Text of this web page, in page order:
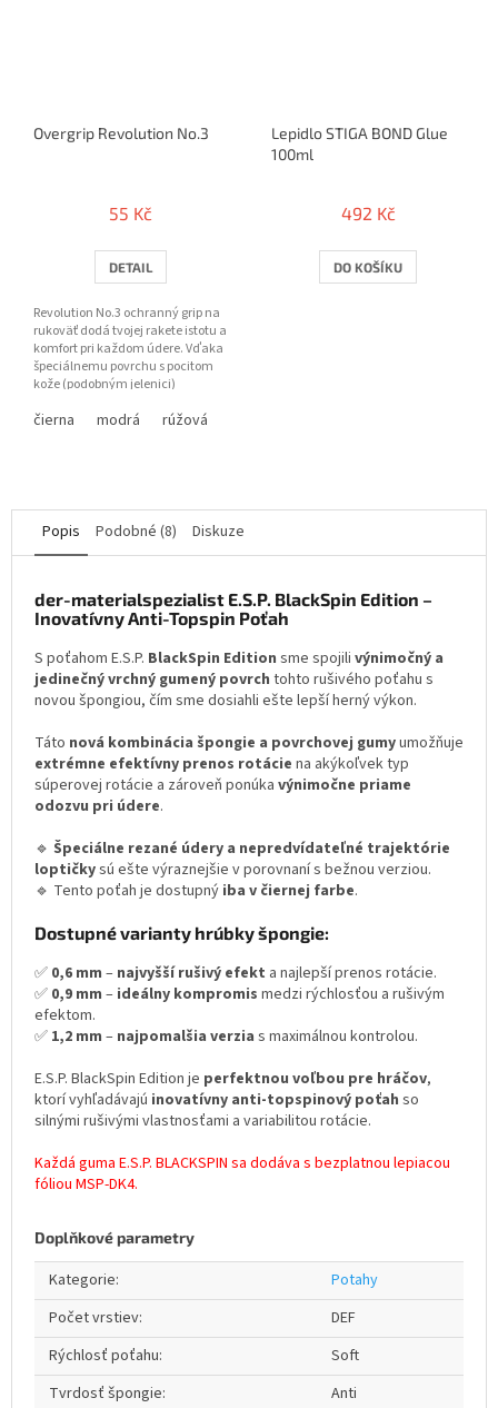
Overgrip Revolution No.3
55 Kč
DETAIL
Revolution No.3 ochranný grip na
rukoväť dodá tvojej rakete istotu a
komfort pri každom údere. Vďaka
špeciálnemu povrchu s pocitom
kože (podobným jelenici)
čierna modrá rúžová
Lepidlo STIGA BOND Glue
100ml
492 Kč
DO KOŠÍKU
Popis Podobné (8) Diskuze
der-materialspezialist E.S.P. BlackSpin Edition –
Inovatívny Anti-Topspin Poťah
S poťahom E.S.P. BlackSpin Edition sme spojili výnimočný a
jedinečný vrchný gumený povrch tohto rušivého poťahu s
novou špongiou, čím sme dosiahli ešte lepší herný výkon.
Táto nová kombinácia špongie a povrchovej gumyumožňuje
extrémne efektívny prenos rotácie na akýkoľvek typ
súperovej rotácie a zároveň ponúka výnimočne priame
odozvu pri údere.
🔹 Špeciálne rezané údery a nepredvídateľné trajektórie
loptičkysú ešte výraznejšie v porovnaní s bežnou verziou.
🔹 Tento poťah je dostupný iba v čiernej farbe.
Dostupné varianty hrúbky špongie:
✅ 0,6 mm – najvyšší rušivý efekt a najlepší prenos rotácie.
✅ 0,9 mm – ideálny kompromis medzi rýchlosťou a rušivým
efektom.
✅ 1,2 mm – najpomalšia verzia s maximálnou kontrolou.
E.S.P. BlackSpin Edition je perfektnou voľbou pre hráčov,
ktorí vyhľadávajú inovatívny anti-topspinový poťah so
silnými rušivými vlastnosťami a variabilitou rotácie.
Každá guma E.S.P. BLACKSPIN sa dodáva s bezplatnou lepiacou
fóliou MSP-DK4.
Doplňkové parametry
Kategorie:
Potahy
Počet vrstiev:
DEF
Rýchlosť poťahu:
Soft
Tvrdosť špongie: Anti